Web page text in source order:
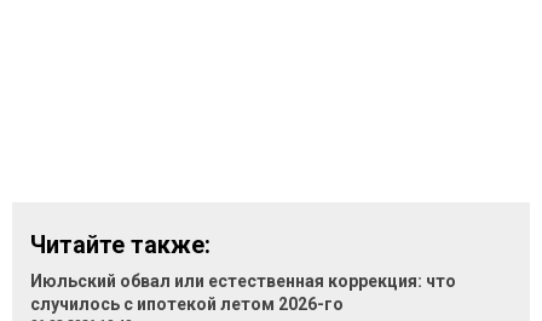
Читайте также:
Июльский обвал или естественная коррекция: что
случилось с ипотекой летом 2026-го